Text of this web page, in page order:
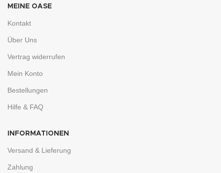
MEINE OASE
Kontakt
Über Uns
Vertrag widerrufen
Mein Konto
Bestellungen
Hilfe & FAQ
INFORMATIONEN
Versand & Lieferung
Zahlung